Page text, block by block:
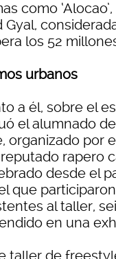
como
Gyal,
los 52
urbanos
a él, sobre el
el alumnado
organizado por
rapero
desde el
que
al taller,
en una